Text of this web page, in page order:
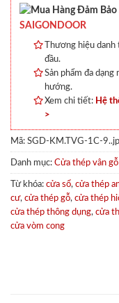
SAIGONDOOR
Thương hiệu
đầu.
Sản phẩm đa
hướng.
Xem chi tiết: Hệ
>
Mã: SGD-KM.TVG-1C-
Danh mục: Cửa thép vân gỗ
Từ khóa: cửa sổ, cửa thép
cư, cửa thép gỗ, cửa thép
cửa thép thông dụng, cửa
cửa vòm cong